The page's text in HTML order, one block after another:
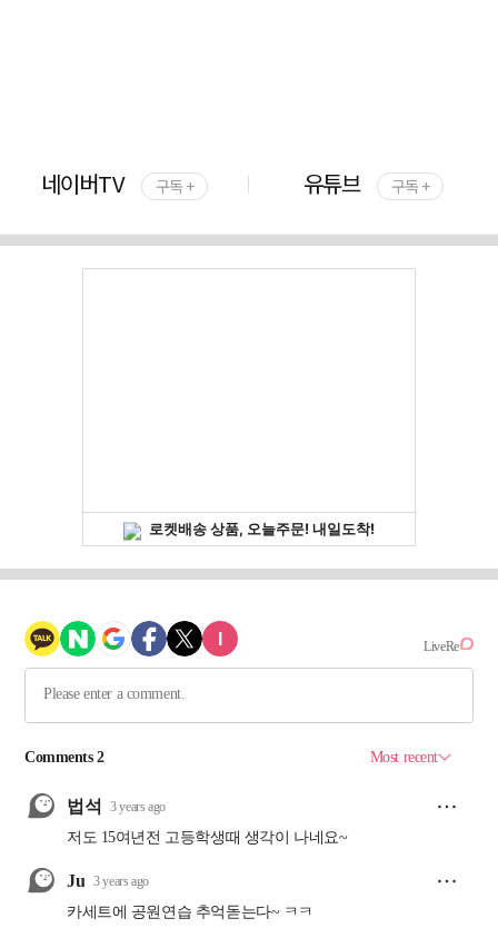
네이버TV 구독 + 유튜브 구독 +